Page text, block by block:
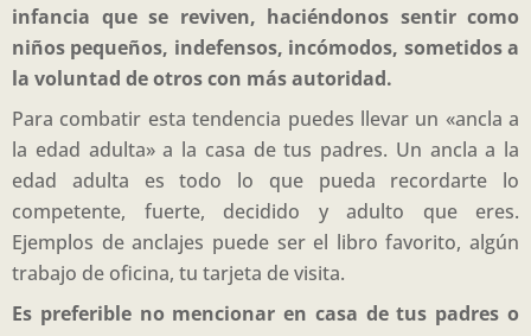
infancia que se reviven, haciéndonos sentir como
niños pequeños, indefensos, incómodos, sometidos a
la voluntad de otros con más autoridad.
Para combatir esta tendencia puedes llevar un «ancla a
la edad adulta» a la casa de tus padres. Un ancla a la
edad adulta es todo lo que pueda recordarte lo
competente, fuerte, decidido y adulto que eres.
Ejemplos de anclajes puede ser el libro favorito, algún
trabajo de oficina, tu tarjeta de visita.
Es preferible no mencionar en casa de tus padres o